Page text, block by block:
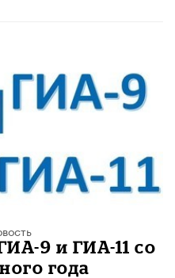
9 и ГИА-11 со
года